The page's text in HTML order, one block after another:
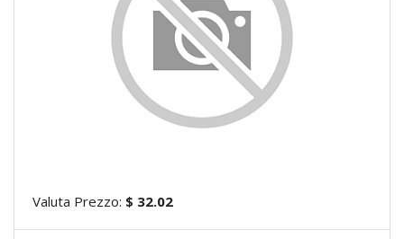
Valuta Prezzo: $ 32.02